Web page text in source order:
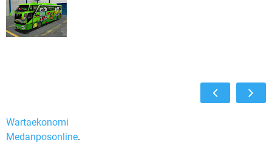
Wartaekonomi
Medanposonline.